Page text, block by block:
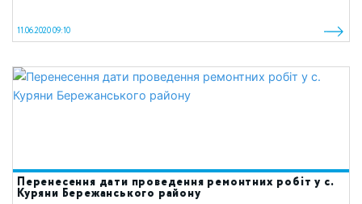
11.06.2020 09:10
Перенесення дати проведення ремонтних робіт у с.
Куряни Бережанського району